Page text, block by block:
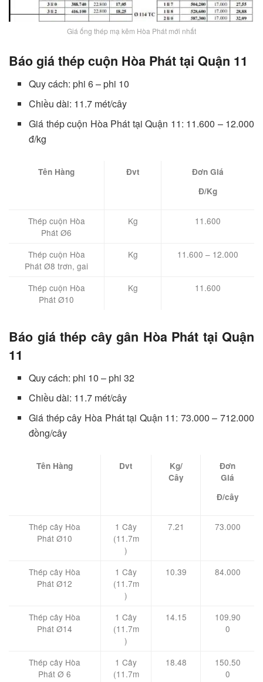
Giá ống thép mạ kẽm Hòa Phát mới nhất
Báo giá thép cuộn Hòa Phát tại Quận 11
Quy cách: phi 6 – phi 10
Chiều dài: 11.7 mét/cây
Giá thép cuộn Hòa Phát tại Quận 11: 11.600 – 12.000
đ/kg
Tên Hàng Đvt
Đơn Giá
Đ/Kg
Thép cuộn Hòa
Phát Ø6
Kg 11.600
Thép cuộn Hòa
Phát Ø8 trơn, gai
Kg 11.600 – 12.000
Thép cuộn Hòa
Phát Ø10
Kg 11.600
Báo giá thép cây gân Hòa Phát tại Quận
11
Quy cách: phi 10 – phi 32
Chiều dài: 11.7 mét/cây
Giá thép cây Hòa Phát tại Quận 11: 73.000 – 712.000
đồng/cây
Tên Hàng Dvt
Kg/
Cây
Đơn
Giá
Đ/cây
Thép cây Hòa
Phát Ø10
1 Cây
(11.7m
)
7.21 73.000
Thép cây Hòa
Phát Ø12
1 Cây
(11.7m
)
10.39 84.000
Thép cây Hòa
Phát Ø14
1 Cây
(11.7m
)
14.15
109.90
0
Thép cây Hòa
Phát Ø 6
1 Cây
(11.7m
18.48
150.50
0